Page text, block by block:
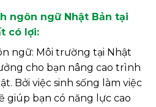
ngôn ngữ Nhật Bản tại
có lợi:
ngữ: Môi trường tại Nhật
cho bạn nâng cao trình
Bởi việc sinh sống làm việc
giúp bạn có năng lực cao